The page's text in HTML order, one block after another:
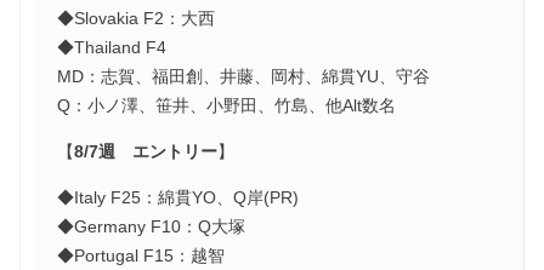
◆Slovakia F2：大西
◆Thailand F4
MD：志賀、福田創、井藤、岡村、綿貫YU、守谷
Q：小ノ澤、笹井、小野田、竹島、他Alt数名
【8/7週 エントリー】
◆Italy F25：綿貫YO、Q岸(PR)
◆Germany F10：Q大塚
◆Portugal F15：越智